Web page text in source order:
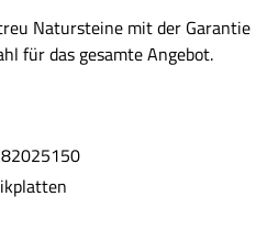
Natursteine mit der Garantie
für das gesamte Angebot.